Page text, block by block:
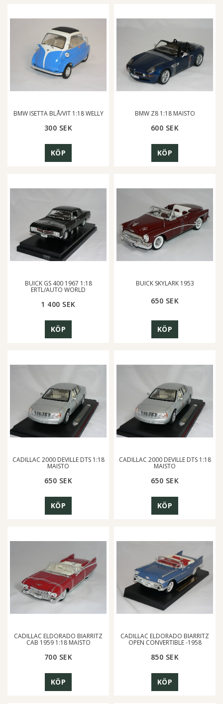
BMW ISETTA BLÅ/VIT 1:18 WELLY
300 SEK
KÖP
BMW Z8 1:18 MAISTO
600 SEK
KÖP
BUICK GS 400 1967 1:18
ERTL/AUTO WORLD
1 400 SEK
KÖP
BUICK SKYLARK 1953
650 SEK
KÖP
CADILLAC 2000 DEVILLE DTS 1:18
MAISTO
650 SEK
KÖP
CADILLAC 2000 DEVILLE DTS 1:18
MAISTO
650 SEK
KÖP
CADILLAC ELDORADO BIARRITZ
CAB 1959 1:18 MAISTO
700 SEK
KÖP
CADILLAC ELDORADO BIARRITZ
OPEN CONVERTIBLE -1958
850 SEK
KÖP